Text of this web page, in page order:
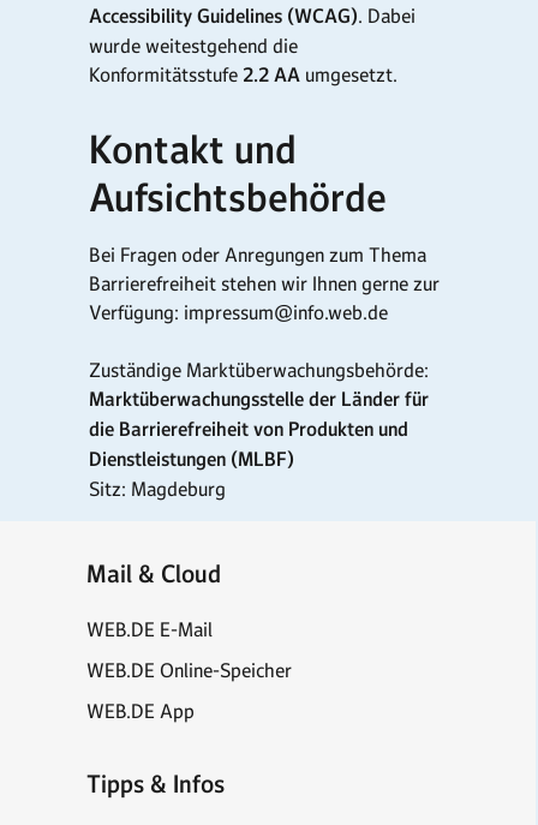
Accessibility Guidelines (WCAG). Dabei
wurde weitestgehend die
Konformitätsstufe 2.2 AA umgesetzt.
Kontakt und
Aufsichtsbehörde
Bei Fragen oder Anregungen zum Thema
Barrierefreiheit stehen wir Ihnen gerne zur
Verfügung: impressum@info.web.de
Zuständige Marktüberwachungsbehörde:
Marktüberwachungsstelle der Länder für
die Barrierefreiheit von Produkten und
Dienstleistungen (MLBF)
Sitz: Magdeburg
Mail & Cloud
WEB.DE E-Mail
WEB.DE Online-Speicher
WEB.DE App
Tipps & Infos